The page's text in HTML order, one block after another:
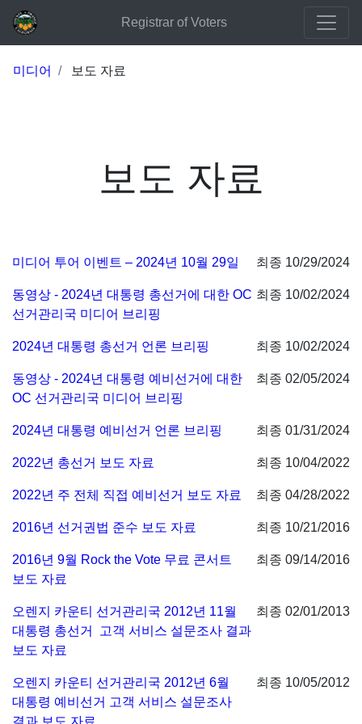
Registrar of Voters
미디어 보도 자료
보도 자료
미디어 투어 이벤트 – 2024년 10월 29일 최종 10/29/2024
동영상 - 2024년 대통령 총선거에 대한 OC
선거관리국 미디어 브리핑
최종 10/02/2024
2024년 대통령 총선거 언론 브리핑 최종 10/02/2024
동영상 - 2024년 대통령 예비선거에 대한
OC 선거관리국 미디어 브리핑
최종 02/05/2024
2024년 대통령 예비선거 언론 브리핑 최종 01/31/2024
2022년 총선거 보도 자료 최종 10/04/2022
2022년 주 전체 직접 예비선거 보도 자료 최종 04/28/2022
2016년 선거권법 준수 보도 자료 최종 10/21/2016
2016년 9월 Rock the Vote 무료 콘서트
보도 자료
최종 09/14/2016
오렌지 카운티 선거관리국 2012년 11월
대통령 총선거 고객 서비스 설문조사 결과
보도 자료
최종 02/01/2013
오렌지 카운티 선거관리국 2012년 6월
대통령 예비선거 고객 서비스 설문조사
결과 보도 자료
최종 10/05/2012